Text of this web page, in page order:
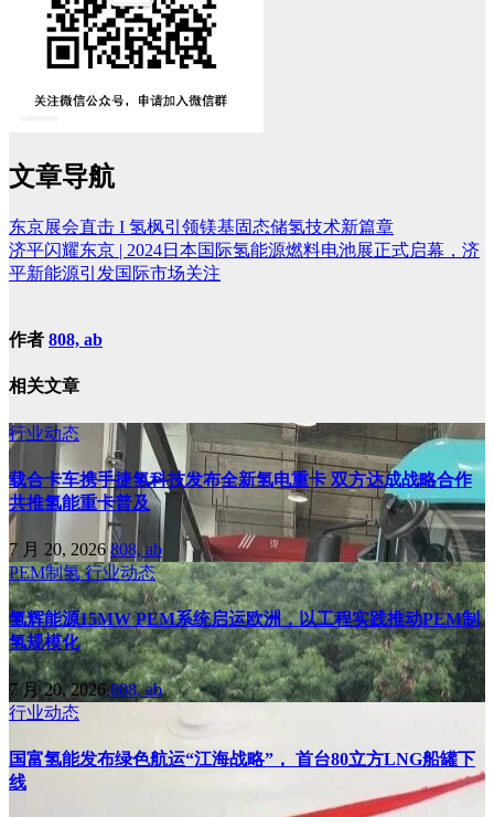
文章导航
东京展会直击 I 氢枫引领镁基固态储氢技术新篇章
济平闪耀东京 | 2024日本国际氢能源燃料电池展正式启幕，济
平新能源引发国际市场关注
作者 808, ab
相关文章
行业动态
载合卡车携手捷氢科技发布全新氢电重卡 双方达成战略合作
共推氢能重卡普及
7 月 20, 2026 808, ab
PEM制氢行业动态
氢辉能源15MW PEM系统启运欧洲，以工程实践推动PEM制
氢规模化
7 月 20, 2026808, ab
行业动态
国富氢能发布绿色航运“江海战略”， 首台80立方LNG船罐下
线